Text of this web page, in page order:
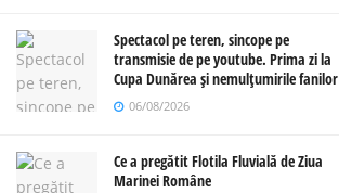
Spectacol pe teren, sincope pe
transmisie de pe youtube. Prima zi la
Cupa Dunărea și nemulțumirile fanilor
06/08/2026
Ce a pregătit Flotila Fluvială de Ziua
Marinei Române